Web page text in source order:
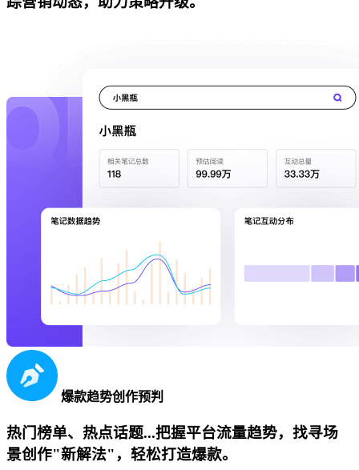
爆款趋势创作预判
热门榜单、热点话题...把握平台流量趋势，找寻场
景创作"新解法"，轻松打造爆款。